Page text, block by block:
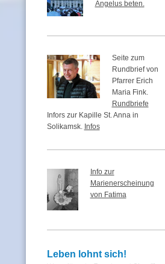
Angelus beten.
Seite zum
Rundbrief von
Pfarrer Erich
Maria Fink.
Rundbriefe
Infors zur Kapille St. Anna in
Solikamsk. Infos
Info zur
Marienerscheinung
von Fatima
Leben lohnt sich!